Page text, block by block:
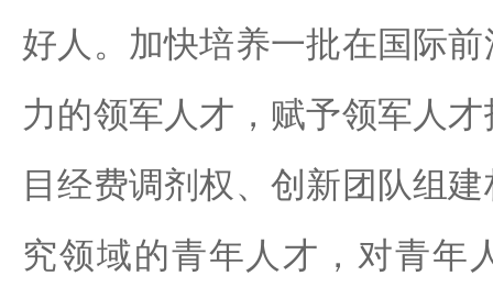
好人。加快培养一批在国际
力的领军人才，赋予领军人
目经费调剂权、创新团队组
究领域的青年人才，对青年